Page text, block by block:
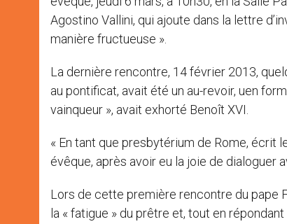
Agostino Vallini, qui ajoute dans la lettre
manière fructueuse ».
La dernière rencontre, 14 février 2013,
au pontificat, avait été un au-revoir, uen
vainqueur », avait exhorté Benoît XVI.
« En tant que presbytérium de Rome, écrit
évêque, après avoir eu la joie de dialoguer
Lors de cette première rencontre du pape
la « fatigue » du prêtre et, tout en